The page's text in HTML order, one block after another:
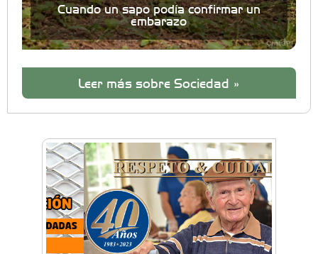
Cuando un sapo podía confirmar un
embarazo
Leer más sobre Sociedad »